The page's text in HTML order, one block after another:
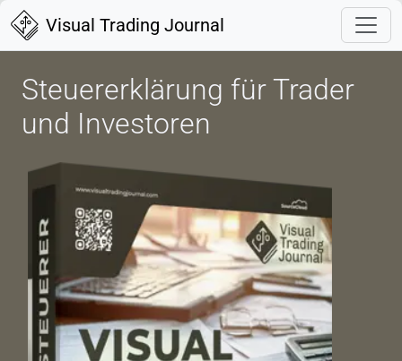
Visual Trading Journal
Steuererklärung für Trader
und Investoren